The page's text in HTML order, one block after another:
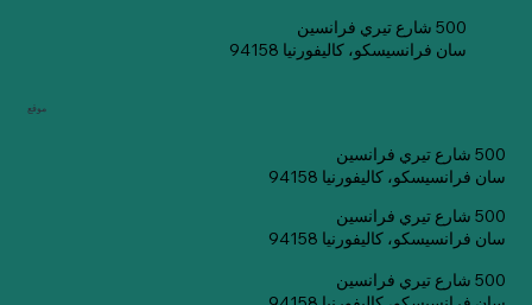
500 شارع تيري فرانسين
سان فرانسيسكو، كاليفورنيا 94158
موقع
500 شارع تيري فرانسين
سان فرانسيسكو، كاليفورنيا 94158
500 شارع تيري فرانسين
سان فرانسيسكو، كاليفورنيا 94158
500 شارع تيري فرانسين